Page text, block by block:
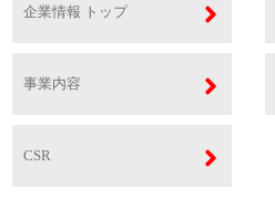
企業情報 トップ
事業内容
CSR